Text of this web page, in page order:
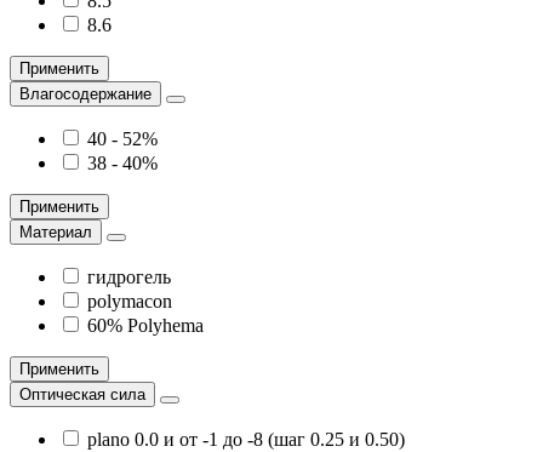
8.6
Применить
Влагосодержание
40 - 52%
38 - 40%
Применить
Материал
гидрогель
polymacon
60% Polyhema
Применить
Оптическая сила
plano 0.0 и от -1 до -8 (шаг 0.25 и 0.50)